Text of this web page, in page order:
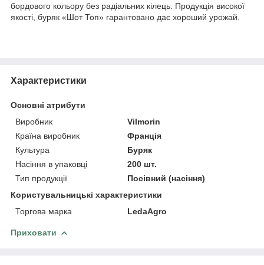
бордового кольору без радіальних кілець. Продукція високої
якості, буряк «Шот Топ» гарантовано дає хороший урожай.
Характеристики
Основні атрибути
Виробник
Vilmorin
Країна виробник
Франція
Культура
Буряк
Насіння в упаковці
200 шт.
Тип продукції
Посівний (насіння)
Користувальницькі характеристики
Торгова марка
LedaAgro
Приховати